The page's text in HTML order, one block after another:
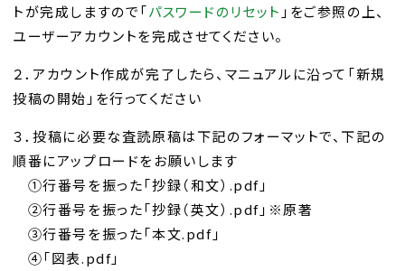
トが完成しますので「パスワードのリセット 」をご参照の上、
ユーザーアカウントを完成させてください。
２．アカウント作成が完了したら、マニュアルに沿って「新規
投稿の開始」を行ってください
３．投稿に必要な査読原稿は下記のフォーマットで、下記の
順番にアップロードをお願いします
①行番号を振った「抄録（和文）.pdf」
②行番号を振った「抄録（英文）.pdf」※原著
③行番号を振った「本文.pdf」
④「図表.pdf」